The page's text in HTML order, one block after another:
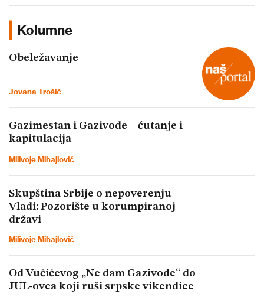
Kolumne
Obeležavanje
Jovana Trošić
Gazimestan i Gazivode – ćutanje i
kapitulacija
Milivoje Mihajlović
Skupština Srbije o nepoverenju
Vladi: Pozorište u korumpiranoj
državi
Milivoje Mihajlović
Od Vučićevog „Ne dam Gazivode“ do
JUL-ovca koji ruši srpske vikendice